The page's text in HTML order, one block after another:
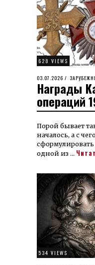
628 VIEWS
POSTED
ON
03.07.2026 14.07.2026
Награды
операций
Порой бывает
началось, а с
сформулировать
одной из …
534 VIEWS